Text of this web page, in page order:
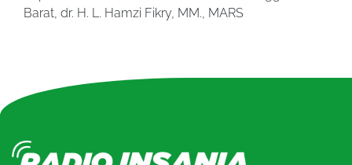
Barat, dr. H. L. Hamzi Fikry, MM., MARS